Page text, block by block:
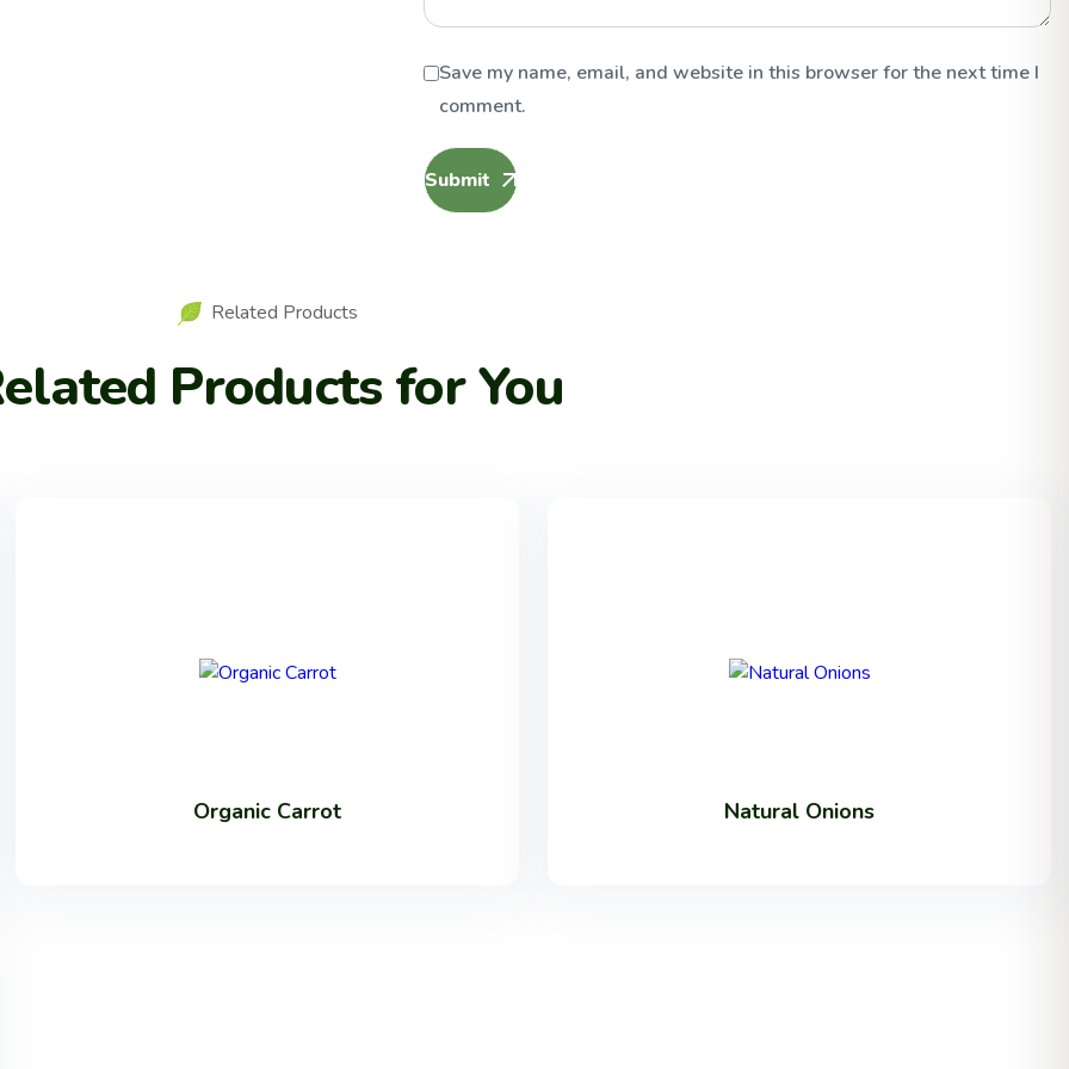
Save my name, email, and website in this browser for the next time I
comment.
Submit
Related Products
Products for You
Organic Carrot Natural Onions